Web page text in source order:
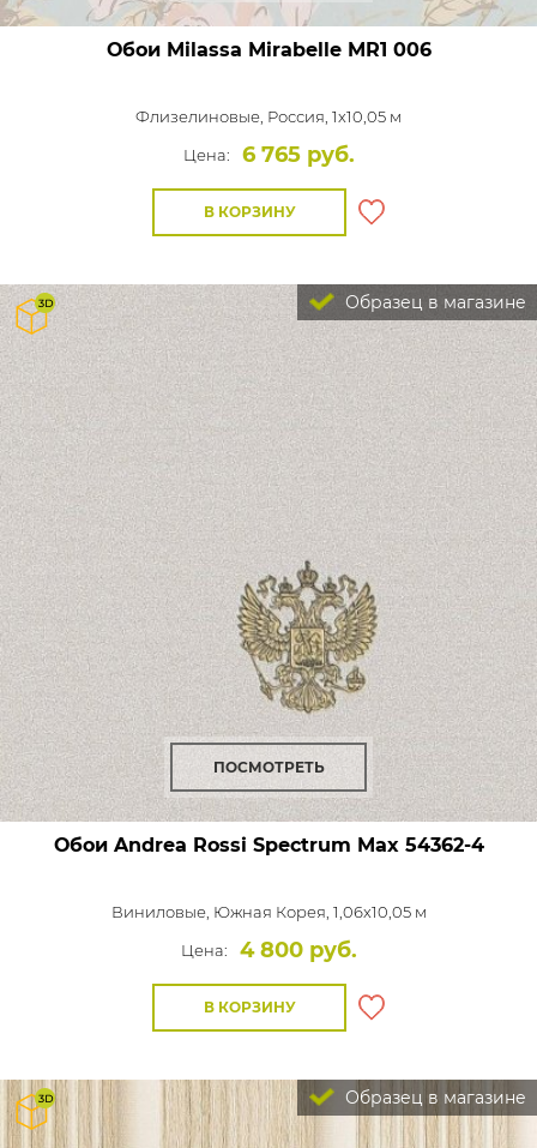
Обои Milassa MirabelleMR1 006
Флизелиновые, Россия, 1x10,05 м
Цена:
6 765 руб.
В КОРЗИНУ
Образец в магазине
ПОСМОТРЕТЬ
Обои Andrea Rossi Spectrum Max54362-4
Виниловые, Южная Корея, 1,06x10,05 м
Цена:
4 800 руб.
В КОРЗИНУ
Образец в магазине